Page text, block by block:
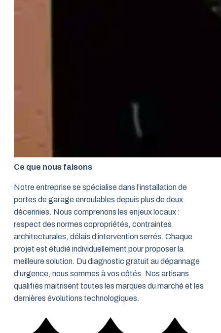
Ce que nous faisons
Notre entreprise se spécialise dans l’installation de
portes de garage enroulables depuis plus de deux
décennies. Nous comprenons les enjeux locaux :
respect des normes copropriétés, contraintes
architecturales, délais d’intervention serrés. Chaque
projet est étudié individuellement pour proposer la
meilleure solution. Du diagnostic gratuit au dépannage
d’urgence, nous sommes à vos côtés. Nos artisans
qualifiés maitrisent toutes les marques du marché et les
dernières évolutions technologiques.